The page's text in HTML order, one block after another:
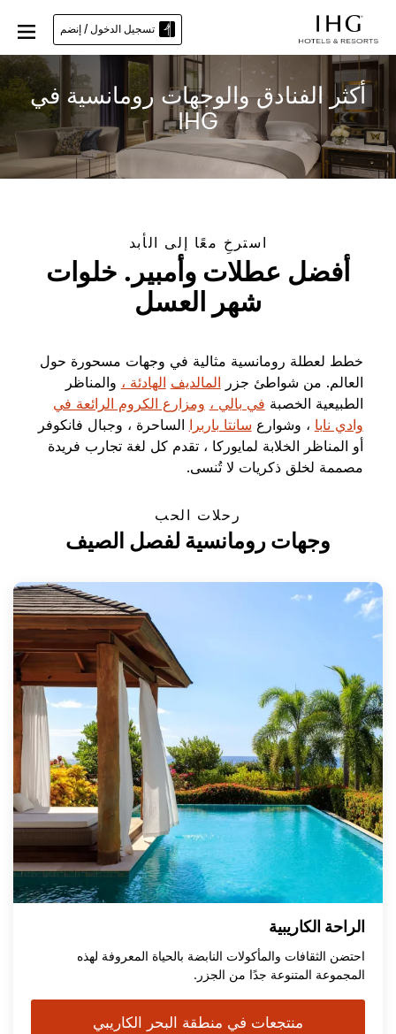
تسجيل الدخول / إنضم
أكثر الفنادق والوجهات رومانسية في
IHG
استرخِ معًا إلى الأبد
أفضل عطلات وأمبير. خلوات
شهر العسل
خطط لعطلة رومانسية مثالية في وجهات مسحورة حول
العالم. من شواطئ جزر المالديف الهادئة ، والمناظر
الطبيعية الخصبة في بالي ، ومزارع الكروم الرائعة في
وادي نابا ، وشوارع سانتا باربرا الساحرة ، وجبال فانكوفر
أو المناظر الخلابة لمايوركا ، تقدم كل لغة تجارب فريدة
مصممة لخلق ذكريات لا تُنسى.
رحلات الحب
وجهات رومانسية لفصل الصيف
الراحة الكاريبية
احتضن الثقافات والمأكولات النابضة بالحياة المعروفة لهذه
المجموعة المتنوعة جدًا من الجزر.
منتجعات في منطقة البحر الكاريبي